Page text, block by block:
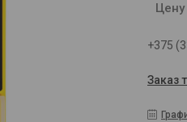
Цену
+375
Заказ